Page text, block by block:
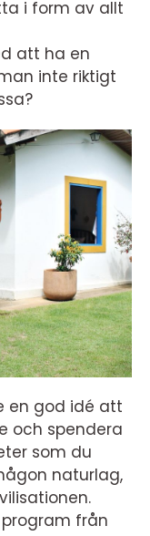
i form av allt
att ha en
inte riktigt
en god idé att
och spendera
som du
naturlag,
från